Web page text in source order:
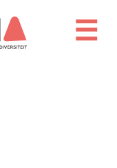
☰